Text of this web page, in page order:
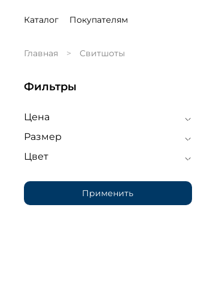
Каталог Покупателям
Главная Свитшоты
Фильтры
Цена
Размер
Цвет
Применить